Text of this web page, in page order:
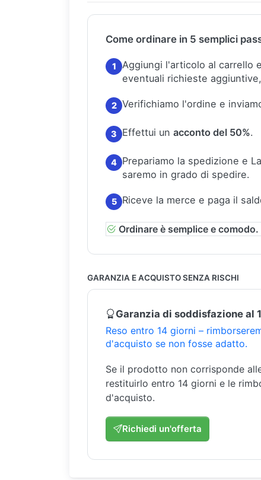
Come ordinare in 5 semplici
1 Aggiungi l'articolo al carrello
eventuali richieste
2 Verifichiamo l'ordine e
3 Effettui un acconto del 50%.
4 Prepariamo la spedizione e
saremo in grado di spedire.
5 Riceve la merce e paga il
Ordinare è semplice e comodo.
GARANZIA E ACQUISTO SENZA RISCHI
Garanzia di soddisfazione al
Reso entro 14 giorni –
d'acquisto se non fosse adatto.
Se il prodotto non corrisponde
restituirlo entro 14 giorni e le
d'acquisto.
Richiedi un'offerta